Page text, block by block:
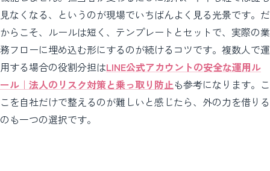
見なくなる、というのが現場でいちばんよく見る光景です。だ
からこそ、ルールは短く、テンプレートとセットで、実際の業
務フローに埋め込む形にするのが続けるコツです。複数人で運
用する場合の役割分担はLINE公式アカウントの安全な運用ル
ール｜法人のリスク対策と乗っ取り防止も参考になります。こ
こを自社だけで整えるのが難しいと感じたら、外の力を借りる
のも一つの選択です。